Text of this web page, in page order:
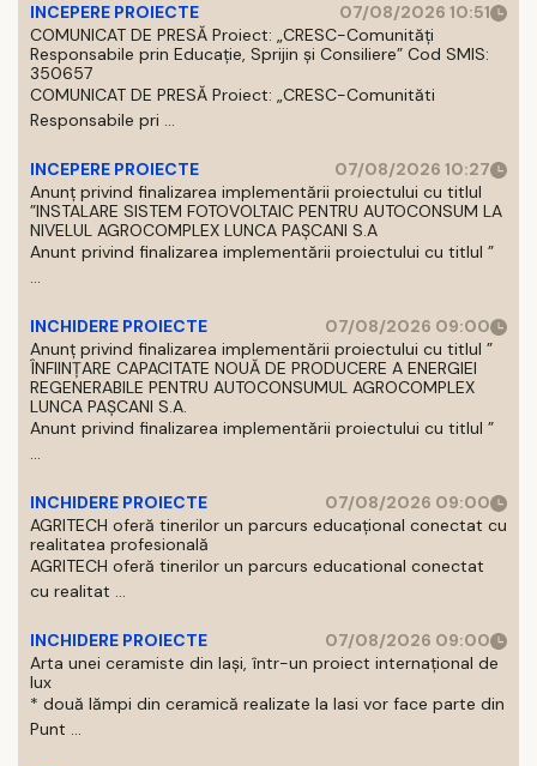
INCEPERE PROIECTE
07/08/2026 10:51
COMUNICAT DE PRESĂ Proiect: „CRESC-Comunități
Responsabile prin Educație, Sprijin și Consiliere” Cod SMIS:
350657
COMUNICAT DE PRESĂ Proiect: „CRESC-Comunităti
Responsabile pri ...
INCEPERE PROIECTE
07/08/2026 10:27
Anunț privind finalizarea implementării proiectului cu titlul
”INSTALARE SISTEM FOTOVOLTAIC PENTRU AUTOCONSUM LA
NIVELUL AGROCOMPLEX LUNCA PAȘCANI S.A
Anunt privind finalizarea implementării proiectului cu titlul ”
...
INCHIDERE PROIECTE
07/08/2026 09:00
Anunț privind finalizarea implementării proiectului cu titlul ”
ÎNFIINȚARE CAPACITATE NOUĂ DE PRODUCERE A ENERGIEI
REGENERABILE PENTRU AUTOCONSUMUL AGROCOMPLEX
LUNCA PAȘCANI S.A.
Anunt privind finalizarea implementării proiectului cu titlul ”
...
INCHIDERE PROIECTE
07/08/2026 09:00
AGRITECH oferă tinerilor un parcurs educațional conectat cu
realitatea profesională
AGRITECH oferă tinerilor un parcurs educational conectat
cu realitat ...
INCHIDERE PROIECTE
07/08/2026 09:00
Arta unei ceramiste din Iași, într-un proiect internațional de
lux
* două lămpi din ceramică realizate la Iasi vor face parte din
Punt ...